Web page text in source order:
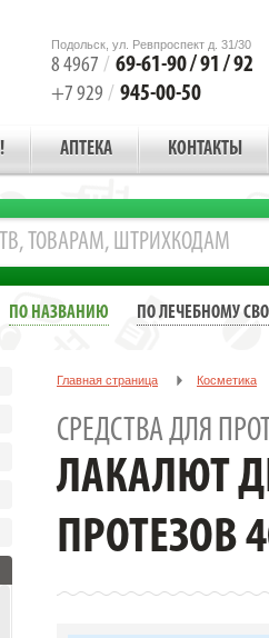
Подольск, ул. Ревпроспект д. 31/30
8 4967 / 69-61-90 / 91 / 92
+7 929 / 945-00-50
АПТЕКА КОНТАКТЫ
ПО НАЗВАНИЮ ПО ЛЕЧЕБНОМУ
Главная страница Косметика
СРЕДСТВА ДЛЯ
ЛАКАЛЮТ
ПРОТЕЗОВ